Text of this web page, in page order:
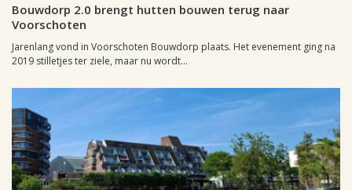
Bouwdorp 2.0 brengt hutten bouwen terug naar
Voorschoten
Jarenlang vond in Voorschoten Bouwdorp plaats. Het evenement ging na
2019 stilletjes ter ziele, maar nu wordt...